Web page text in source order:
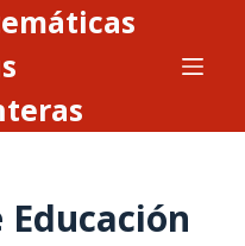
Educación